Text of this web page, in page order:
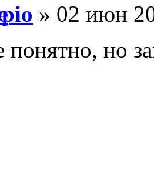
» 02 июн
но